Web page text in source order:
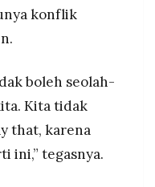
konflik
boleh seolah-
Kita tidak
that, karena
ini,” tegasnya.